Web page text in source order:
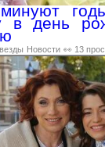
в день
Новости 👀 13